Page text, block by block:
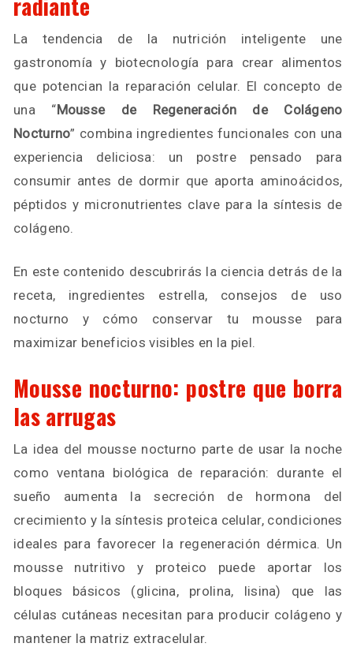
La tendencia de la nutrición inteligente une
gastronomía y biotecnología para crear alimentos
que potencian la reparación celular. El concepto de
una “ Mousse de Regeneración de Colágeno
Nocturno” combina ingredientes funcionales con una
experiencia deliciosa: un postre pensado para
consumir antes de dormir que aporta aminoácidos,
péptidos y micronutrientes clave para la síntesis de
colágeno.
En este contenido descubrirás la ciencia detrás de la
receta, ingredientes estrella, consejos de uso
nocturno y cómo conservar tu mousse para
maximizar beneficios visibles en la piel.
Mousse nocturno: postre que borra
las arrugas
La idea del mousse nocturno parte de usar la noche
como ventana biológica de reparación: durante el
sueño aumenta la secreción de hormona del
crecimiento y la síntesis proteica celular, condiciones
ideales para favorecer la regeneración dérmica. Un
mousse nutritivo y proteico puede aportar los
bloques básicos (glicina, prolina, lisina) que las
células cutáneas necesitan para producir colágeno y
mantener la matriz extracelular.